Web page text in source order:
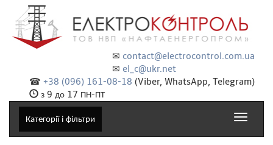
✉ contact@electrocontrol.com.ua
✉ el_c@ukr.net
☎ +38 (096) 161-08-18 (Viber, WhatsApp, Telegram)
з 9 до 17 ПН-ПТ
Категорії і фільтри
Toggle